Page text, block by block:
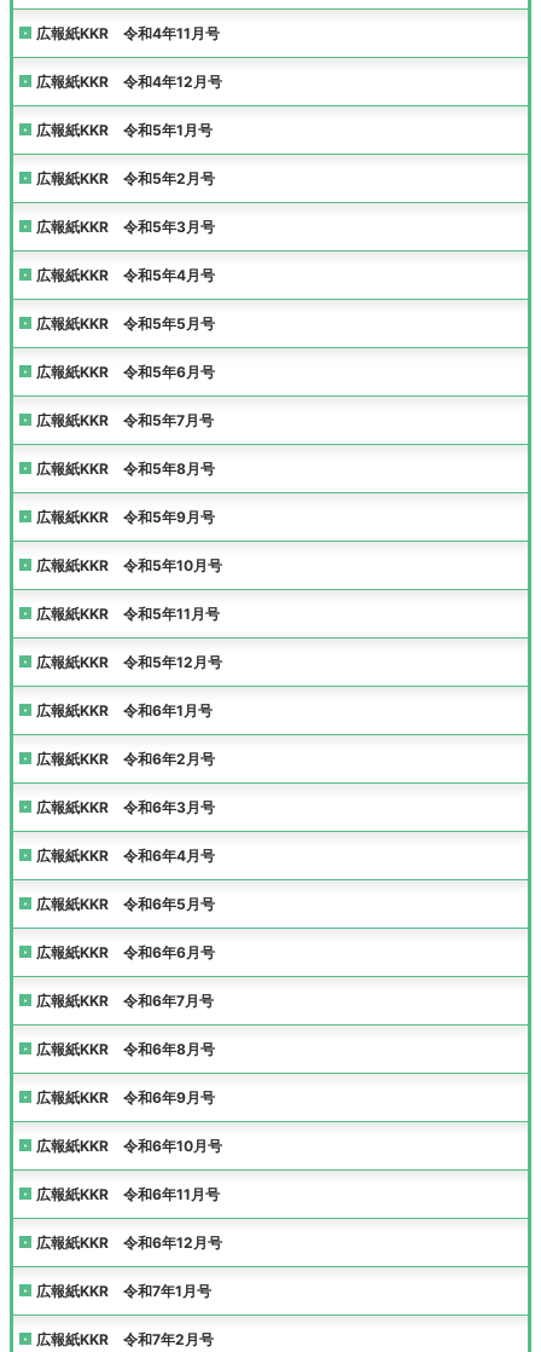
広報紙KKR 令和4年11月号
広報紙KKR 令和4年12月号
広報紙KKR 令和5年1月号
広報紙KKR 令和5年2月号
広報紙KKR 令和5年3月号
広報紙KKR 令和5年4月号
広報紙KKR 令和5年5月号
広報紙KKR 令和5年6月号
広報紙KKR 令和5年7月号
広報紙KKR 令和5年8月号
広報紙KKR 令和5年9月号
広報紙KKR 令和5年10月号
広報紙KKR 令和5年11月号
広報紙KKR 令和5年12月号
広報紙KKR 令和6年1月号
広報紙KKR 令和6年2月号
広報紙KKR 令和6年3月号
広報紙KKR 令和6年4月号
広報紙KKR 令和6年5月号
広報紙KKR 令和6年6月号
広報紙KKR 令和6年7月号
広報紙KKR 令和6年8月号
広報紙KKR 令和6年9月号
広報紙KKR 令和6年10月号
広報紙KKR 令和6年11月号
広報紙KKR 令和6年12月号
広報紙KKR 令和7年1月号
広報紙KKR 令和7年2月号